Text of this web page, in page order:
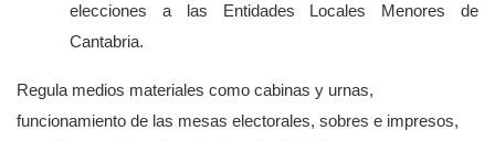
elecciones a las Entidades Locales Menores de
Cantabria.
Regula medios materiales como cabinas y urnas,
funcionamiento de las mesas electorales, sobres e impresos,